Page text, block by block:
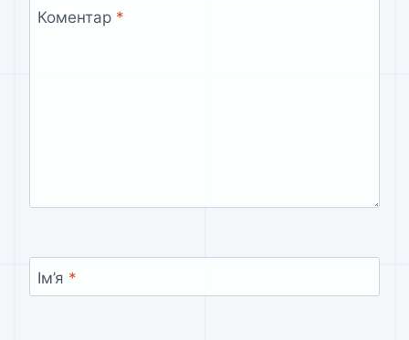
Коментар *
Ім’я *